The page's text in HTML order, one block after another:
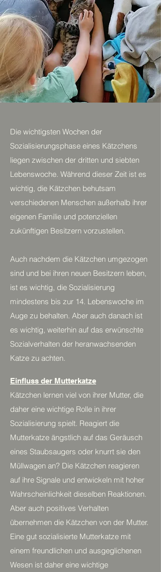
Die wichtigsten Wochen der
Sozialisierungsphase eines Kätzchens
liegen zwischen der dritten und siebten
Lebenswoche. Während dieser Zeit ist es
wichtig, die Kätzchen behutsam
verschiedenen Menschen außerhalb ihrer
eigenen Familie und potenziellen
zukünftigen Besitzern vorzustellen.
Auch nachdem die Kätzchen umgezogen
sind und bei ihren neuen Besitzern leben,
ist es wichtig, die Sozialisierung
mindestens bis zur 14. Lebenswoche im
Auge zu behalten. Aber auch danach ist
es wichtig, weiterhin auf das erwünschte
Sozialverhalten der heranwachsenden
Katze zu achten.
Einfluss der Mutterkatze
Kätzchen lernen viel von ihrer Mutter, die
daher eine wichtige Rolle in ihrer
Sozialisierung spielt. Reagiert die
Mutterkatze ängstlich auf das Geräusch
eines Staubsaugers oder knurrt sie den
Müllwagen an? Die Kätzchen reagieren
auf ihre Signale und entwickeln mit hoher
Wahrscheinlichkeit dieselben Reaktionen.
Aber auch positives Verhalten
übernehmen die Kätzchen von der Mutter.
Eine gut sozialisierte Mutterkatze mit
einem freundlichen und ausgeglichenen
Wesen ist daher eine wichtige